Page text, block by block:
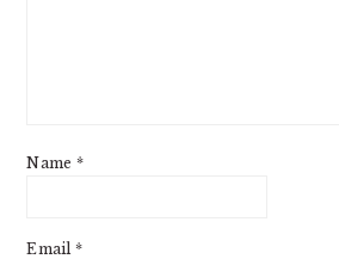
Name *
Email *